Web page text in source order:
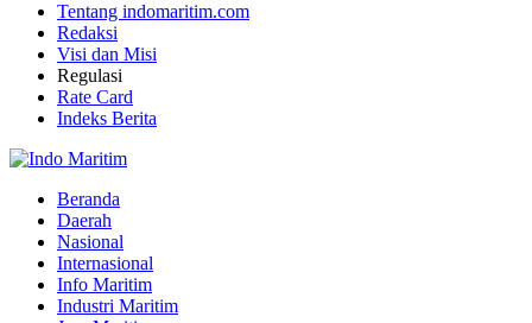
Tentang indomaritim.com
Redaksi
Visi dan Misi
Regulasi
Rate Card
Indeks Berita
Beranda
Daerah
Nasional
Internasional
Info Maritim
Industri Maritim